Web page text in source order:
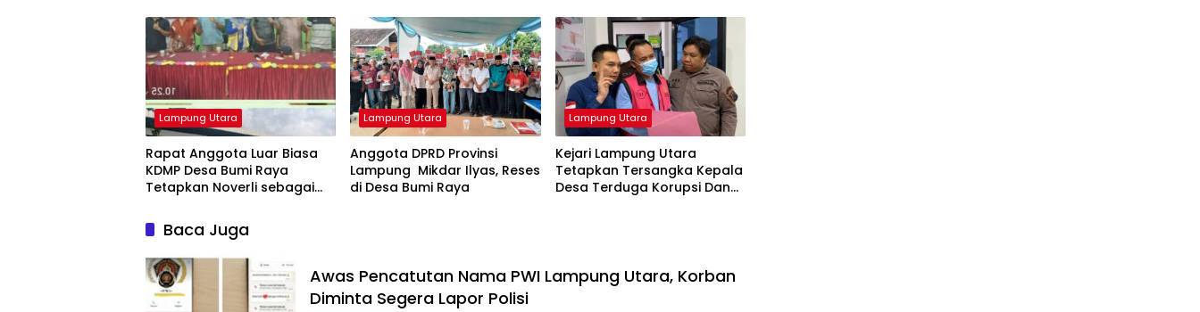
Lampung
Lampung Utara
Rapat Anggota Luar Biasa
KDMP Desa Bumi Raya
Tetapkan Noverli sebagai
Lampung Utara
Anggota DPRD Provinsi
Lampung Mikdar Ilyas, Reses
di Desa Bumi Raya
Lampung Utara
‎Kejari Lampung Utara
Tetapkan Tersangka Kepala
Desa Terduga Korupsi Dana
Baca Juga
Awas Pencatutan Nama PWI Lampung Utara, Korban
Diminta Segera Lapor Polisi